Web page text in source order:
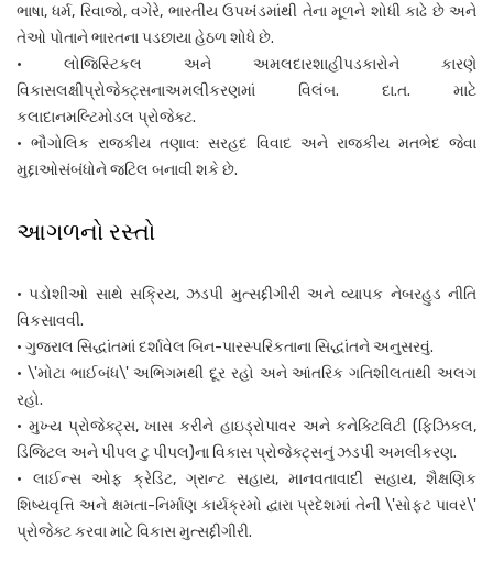
ભાષા, ધર્મ, રિવાજો, વગેરે, ભારતીય ઉપખંડમાંથી તેના મૂળને શોધી કાઢે છે અને
તેઓ પોતાને ભારતના પડછાયા હેઠળ શોધે છે.
• લોજિસ્ટિકલ અને અમલદારશાહીપડકારોને કારણે
વિકાસલક્ષીપ્રોજેક્ટ્સનાઅમલીકરણમાં વિલંબ. દા.ત. માટે
કલાદાનમલ્ટિમોડલ પ્રોજેક્ટ.
• ભૌગોલિક રાજકીય તણાવ: સરહદ વિવાદ અને રાજકીય મતભેદ જેવા
મુદ્દાઓસંબંધોને જટિલ બનાવી શકે છે.
આગળનો રસ્તો
• પડોશીઓ સાથે સક્રિય, ઝડપી મુત્સદ્દીગીરી અને વ્યાપક નેબરહુડ નીતિ
વિકસાવવી.
• ગુજરાલ સિદ્ધાંતમાં દર્શાવેલ બિન-પારસ્પરિકતાના સિદ્ધાંતને અનુસરવું.
• \'મોટા ભાઈબંધ\' અભિગમથી દૂર રહો અને આંતરિક ગતિશીલતાથી અલગ
રહો.
• મુખ્ય પ્રોજેક્ટ્સ, ખાસ કરીને હાઇડ્રોપાવર અને કનેક્ટિવિટી (ફિઝિકલ,
ડિજિટલ અને પીપલ ટુ પીપલ)ના વિકાસ પ્રોજેક્ટ્સનું ઝડપી અમલીકરણ.
• લાઈન્સ ઓફ ક્રેડિટ, ગ્રાન્ટ સહાય, માનવતાવાદી સહાય, શૈક્ષણિક
શિષ્યવૃત્તિ અને ક્ષમતા-નિર્માણ કાર્યક્રમો દ્વારા પ્રદેશમાં તેની \'સોફ્ટ પાવર\'
પ્રોજેક્ટ કરવા માટે વિકાસ મુત્સદ્દીગીરી.